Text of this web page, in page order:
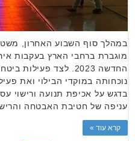
במהלך סוף השבוע האחרון,
מוגברת ברחבי הארץ בעקבות
החדשה 2023. לצד
נוכחותה במוקדי הבילוי ואת
בדגש על אכיפת תנועה ורישוי
עניפה של חטיבת האבטחה
קרא עוד »